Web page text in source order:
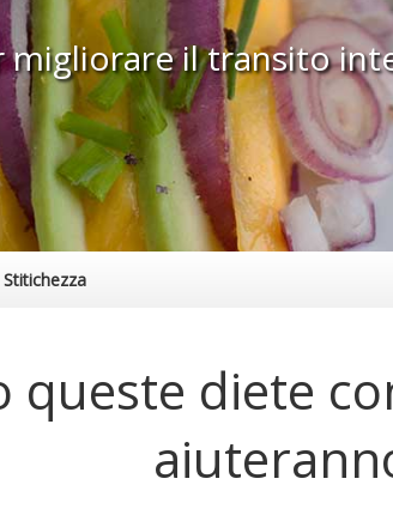
migliorare il transito
Stitichezza
queste diete